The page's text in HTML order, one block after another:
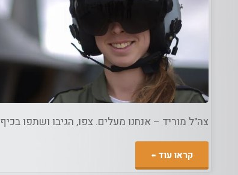
צה"ל מוריד – אנחנו מעלים. צפו, הגיבו ושתפו בכיף
קראו עוד